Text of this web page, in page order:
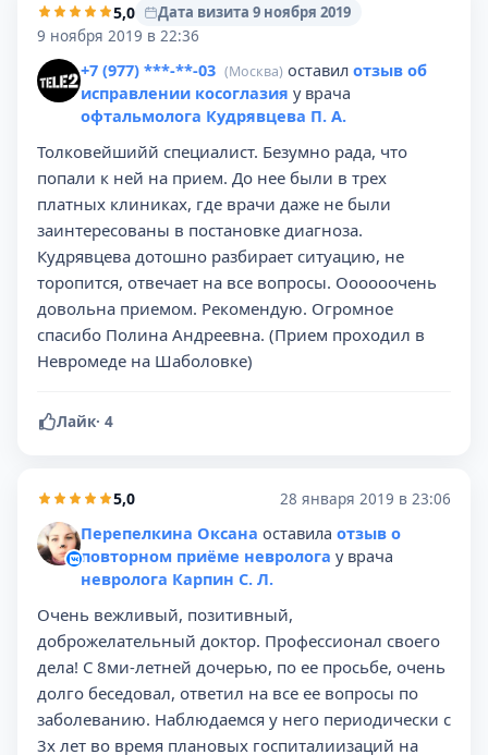
5,0
Дата визита 9 ноября 2019
9 ноября 2019 в 22:36
+7 (977) ***-**-03 (Москва) оставил отзыв об
исправлении косоглазия у врача
офтальмолога Кудрявцева П. А.
Толковейшийй специалист. Безумно рада, что
попали к ней на прием. До нее были в трех
платных клиниках, где врачи даже не были
заинтересованы в постановке диагноза.
Кудрявцева дотошно разбирает ситуацию, не
торопится, отвечает на все вопросы. Оооооочень
довольна приемом. Рекомендую. Огромное
спасибо Полина Андреевна. (Прием проходил в
Невромеде на Шаболовке)
Лайк· 4
5,0 28 января 2019 в 23:06
Перепелкина Оксана оставила отзыв о
повторном приёме невролога у врача
невролога Карпин С. Л.
Очень вежливый, позитивный,
доброжелательный доктор. Профессионал своего
дела! С 8ми-летней дочерью, по ее просьбе, очень
долго беседовал, ответил на все ее вопросы по
заболеванию. Наблюдаемся у него периодически с
3х лет во время плановых госпиталиизаций на